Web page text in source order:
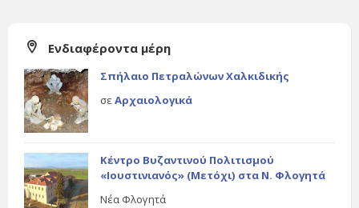
Ενδιαφέροντα μέρη
Σπήλαιο Πετραλώνων Χαλκιδικής
σε Αρχαιολογικά
Κέντρο Βυζαντινού Πολιτισμού
«Ιουστινιανός» (Μετόχι) στα Ν. Φλογητά
Νέα Φλογητά